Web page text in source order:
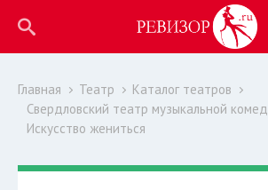
Главная Театр
Каталог театров
Свердловский театр музыкальной
Искусство жениться